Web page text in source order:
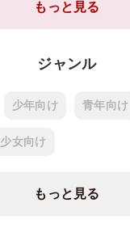
もっと見る
ジャンル
少年向け 青年向け
少女向け
もっと見る